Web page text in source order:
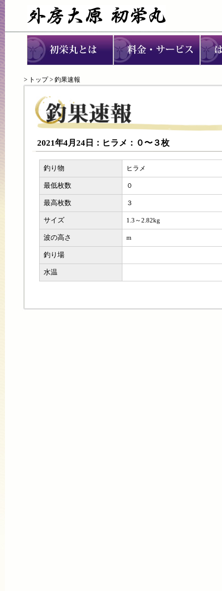
> トップ> 釣果速報
2021年4月24日：ヒラメ：０〜３枚
釣り物 ヒラメ
最低枚数 ０
最高枚数 ３
サイズ 1.3～2.82kg
波の高さ m
釣り場
水温